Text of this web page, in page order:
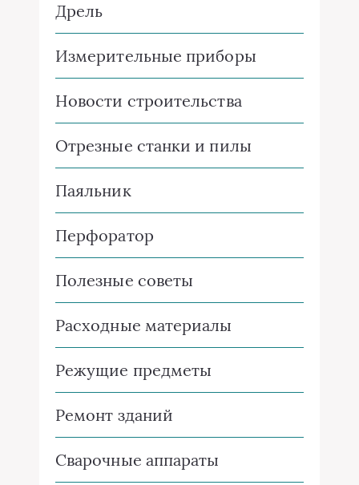
Дрель
Измерительные приборы
Новости строительства
Отрезные станки и пилы
Паяльник
Перфоратор
Полезные советы
Расходные материалы
Режущие предметы
Ремонт зданий
Сварочные аппараты